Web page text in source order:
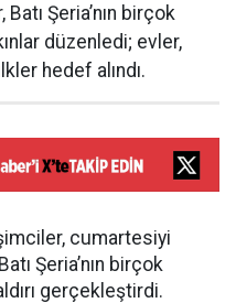
Şeria’nın birçok
düzenledi; evler,
hedef alındı.
cumartesiyi
Şeria’nın birçok
gerçekleştirdi.